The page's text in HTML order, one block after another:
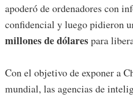
apoderó de ordenadores con
confidencial y luego pidieron
millones de dólarespara
Con el objetivo de exponer a
mundial, las agencias de